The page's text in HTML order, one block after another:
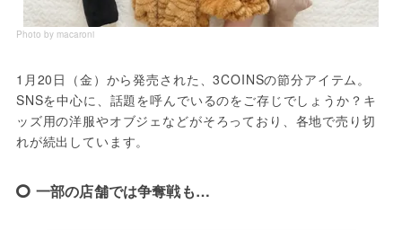
Photo by macaroni
1月20日（金）から発売された、3COINSの節分アイテム。
SNSを中心に、話題を呼んでいるのをご存じでしょうか？キ
ッズ用の洋服やオブジェなどがそろっており、各地で売り切
れが続出しています。
一部の店舗では争奪戦も…